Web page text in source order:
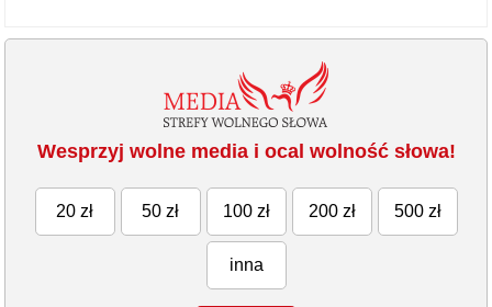
Wesprzyj wolne media i ocal wolność słowa!
20 zł 50 zł 100 zł 200 zł 500 zł
inna